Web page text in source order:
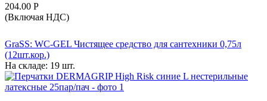
204.00 Р
(Включая НДС)
GraSS: WC-GEL Чистящее средство для сантехники 0,75л
(12шт.кор.)
На складе: 19 шт.